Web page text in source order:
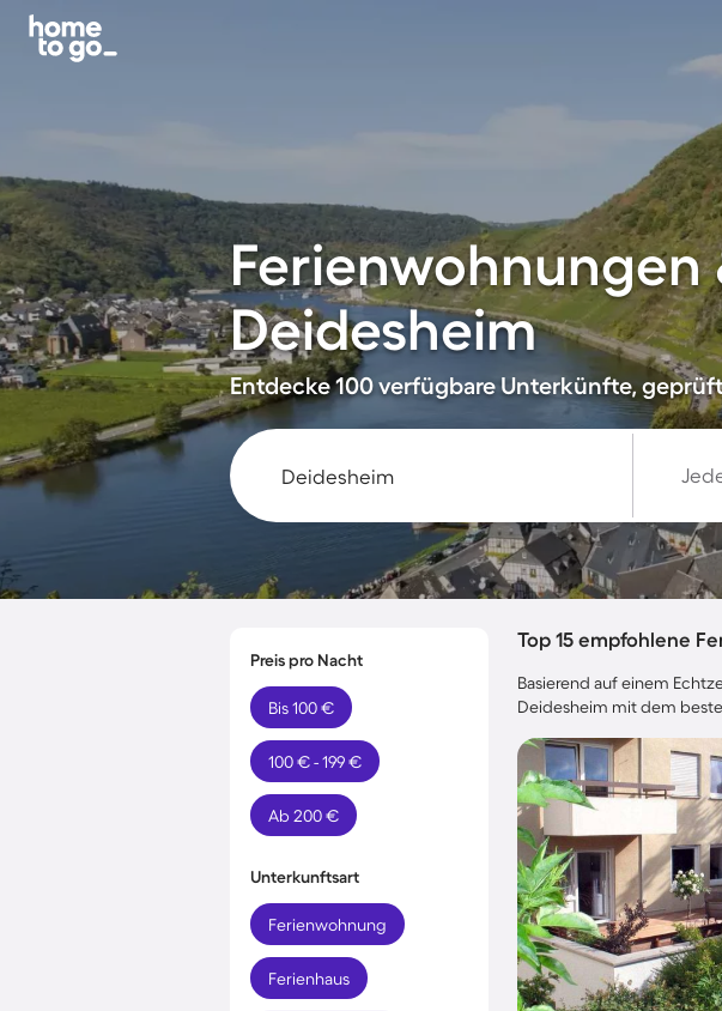
Ferienwohnungen
Deidesheim
Entdecke 100 verfügbare Unterkünfte,
Preis pro Nacht
Bis 100 €
100 € - 199 €
Ab 200 €
Unterkunftsart
Ferienwohnung
Ferienhaus
Top 15 empfohlene
Basierend auf einem
Deidesheim mit dem